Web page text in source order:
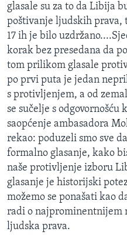
O GLASU AMERIKE
Learning English
PRATITE NAS
Jezici
glasale su za to da Libija
poštivanje ljudskih prava,
17 ih je bilo
korak bez presedana da
tom prilikom glasale
po prvi puta je jedan
s protivljenjem, a od
se sučelje s
saopćenje ambasadora
rekao: poduzeli smo sve
formalno glasanje, kako
naše protivljenje izboru
glasanje je historijski
možemo se ponašati kao
radi o najprominentnijem
ljudska prava.